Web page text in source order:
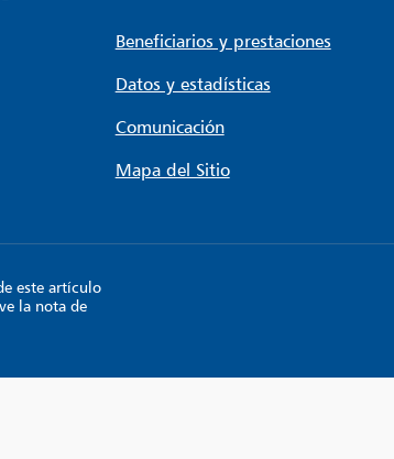
Beneficiarios y prestaciones
Datos y estadísticas
Comunicación
Mapa del Sitio
este artículo
la nota de